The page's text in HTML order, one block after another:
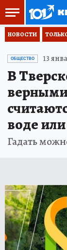
НОВОСТИ
ОБЩЕСТВО 13
В
воде
Гадать